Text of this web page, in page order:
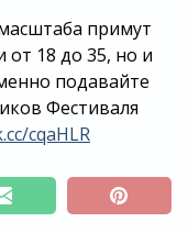
примут
18 до 35, но и
подавайте
Фестиваля
cqaHLR